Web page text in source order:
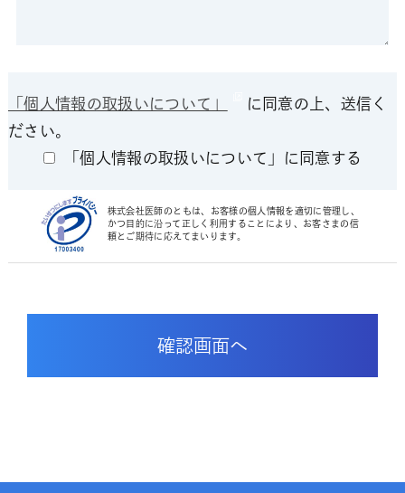
「個人情報の取扱いについて」
に同意の上、送信く
ださい。
「個人情報の取扱いについて」に同意する
株式会社医師のともは、お客様の個人情報を適切に管理し、
かつ目的に沿って正しく利用することにより、お客さまの信
頼とご期待に応えてまいります。